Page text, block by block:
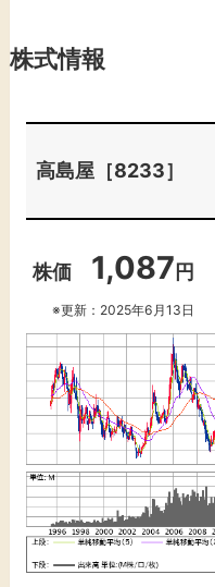
株式情報
高島屋［8233］
株価 1,087 円
※更新：2025年6月13日